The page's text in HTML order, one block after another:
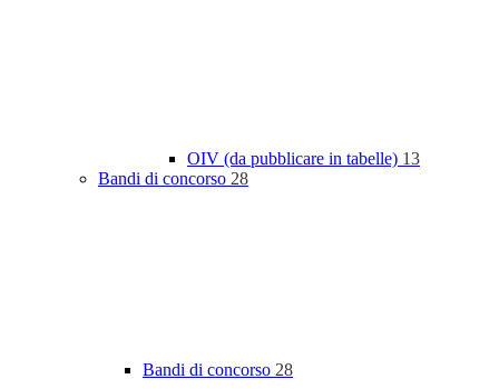
OIV (da pubblicare in tabelle) 13
Bandi di concorso 28
Bandi di concorso 28